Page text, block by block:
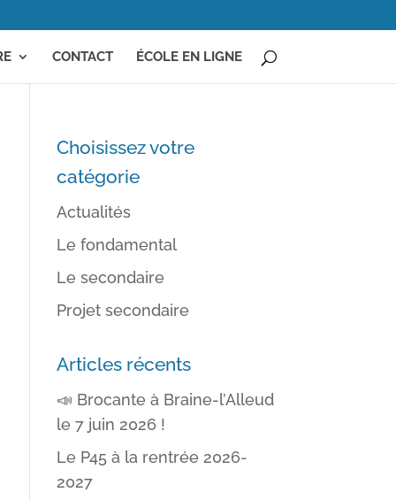
CONTACT ÉCOLE EN LIGNE
Choisissez votre
catégorie
Actualités
Le fondamental
Le secondaire
Projet secondaire
Articles récents
📣 Brocante à Braine-l’Alleud
le 7 juin 2026 !
Le P45 à la rentrée 2026-
2027